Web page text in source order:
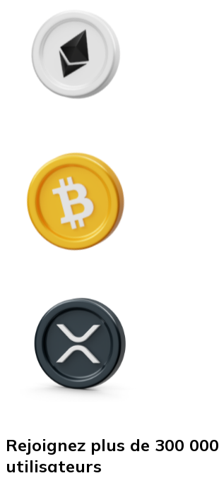
Rejoignez plus de 300 000
utilisateurs